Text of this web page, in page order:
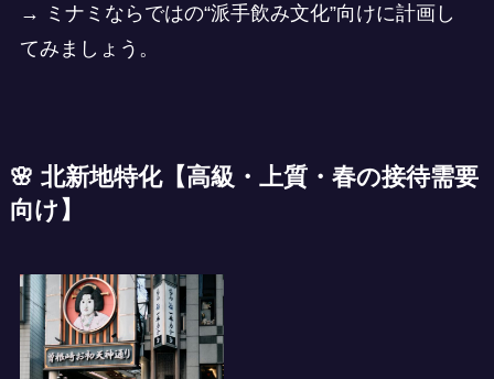
→ ミナミならではの“派手飲み文化”向けに計画し
てみましょう。
🌸 北新地特化【高級・上質・春の接待需要
向け】